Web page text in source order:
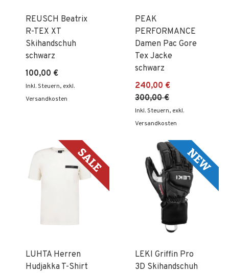
REUSCH Beatrix
R-TEX XT
Skihandschuh
schwarz
100,00 €
Inkl. Steuern, exkl.
Versandkosten
PEAK
PERFORMANCE
Damen Pac Gore
Tex Jacke
schwarz
240,00 €
300,00 €
Inkl. Steuern, exkl.
Versandkosten
LUHTA Herren
Hudjakka T-Shirt
LEKI Griffin Pro
3D Skihandschuh